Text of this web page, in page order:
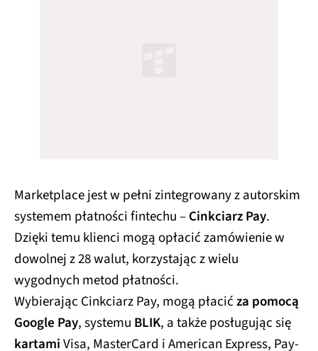
Marketplace jest w pełni zintegrowany z autorskim
systemem płatności fintechu –Cinkciarz Pay.
Dzięki temu klienci mogą opłacić zamówienie w
dowolnej z 28 walut, korzystając z wielu
wygodnych metod płatności.
Wybierając Cinkciarz Pay, mogą płacićza pomocą
Google Pay, systemu BLIK, a także posługując się
kartamiVisa, MasterCard i American Express, Pay-